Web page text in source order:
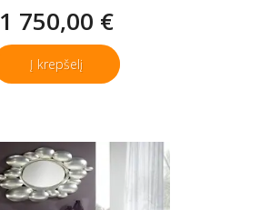
1 750,00 €
Į krepšelį